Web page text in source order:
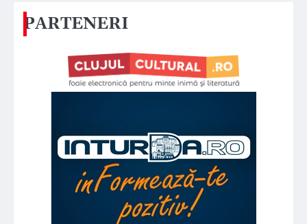
PARTENERI